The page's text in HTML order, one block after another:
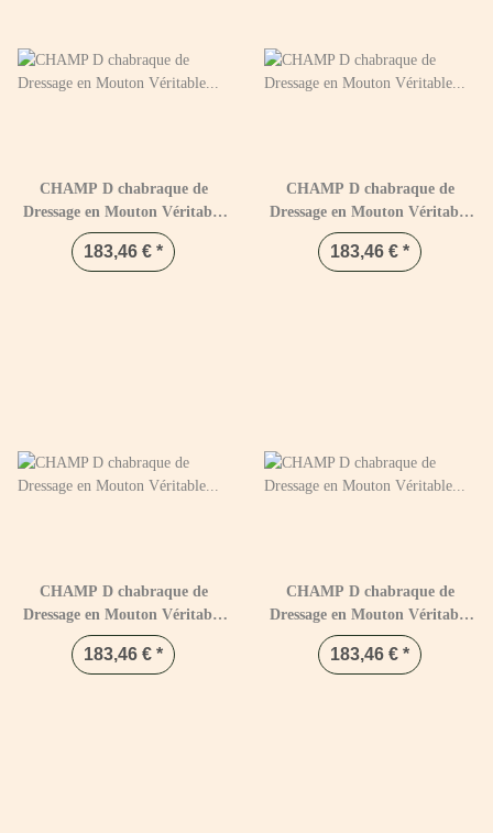
CHAMP D chabraque de
Dressage en Mouton Véritable
Marron & Blanc
183,46 € *
CHAMP D chabraque de
Dressage en Mouton Véritable
Noir & Naturel
183,46 € *
CHAMP D chabraque de
Dressage en Mouton Véritable
Blanc & Naturel
183,46 € *
CHAMP D chabraque de
Dressage en Mouton Véritable
Blanc & Blanc
183,46 € *